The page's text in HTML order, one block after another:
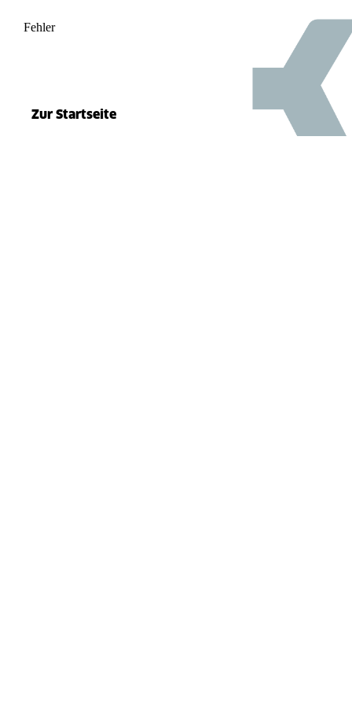
Fehler 500
Zur Startseite